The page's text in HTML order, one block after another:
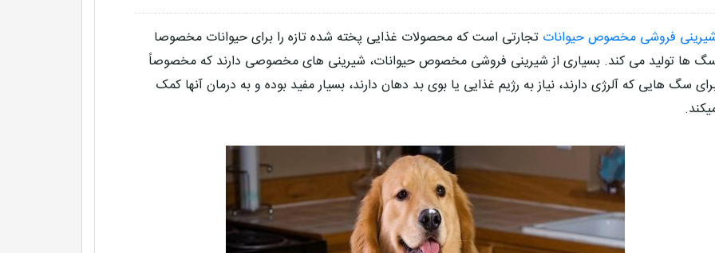
فروشی مخصوص حیوانات تجارتی است كه محصولات غذایی پخته شده تازه را برای حیوانات مخصوصا
ها توليد می كند. بسیاری از شیرینی فروشی مخصوص حیوانات، شیرینی های مخصوصی دارند که مخصوصاً
سگ هایی که آلرژی دارند، نیاز به رژیم غذایی یا بوی بد دهان دارند، بسیار مفید بوده و به درمان آنها کمک